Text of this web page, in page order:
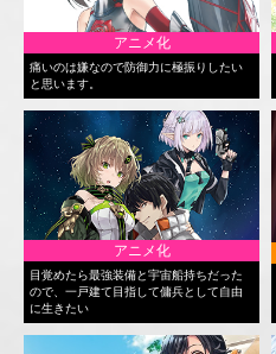
アニメ化
痛いのは嫌なので防御力に極振りしたい
と思います。
アニメ化
目覚めたら最強装備と宇宙船持ちだった
ので、一戸建て目指して傭兵として自由
に生きたい